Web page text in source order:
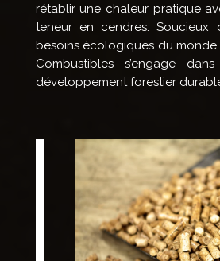
rétablir une chaleur pratique
teneur en cendres. Soucieux
besoins écologiques du monde
Combustibles s’engage
développement forestier